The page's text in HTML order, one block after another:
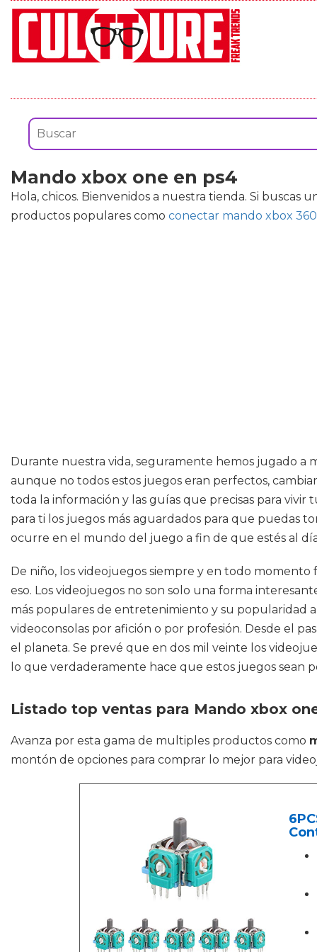
Mando xbox one en ps4
Hola, chicos. Bienvenidos a nuestra tienda. Si buscas
productos populares como conectar mando xbox
Durante nuestra vida, seguramente hemos jugado a
aunque no todos estos juegos eran perfectos,
toda la información y las guías que precisas para
para ti los juegos más aguardados para que puedas
ocurre en el mundo del juego a fin de que estés al
De niño, los videojuegos siempre y en todo
eso. Los videojuegos no son solo una forma
más populares de entretenimiento y su popularidad
videoconsolas por afición o por profesión. Desde el
el planeta. Se prevé que en dos mil veinte los
lo que verdaderamente hace que estos juegos sean
Listado top ventas para Mando xbox
Avanza por esta gama de multiples productos como
montón de opciones para comprar lo mejor para